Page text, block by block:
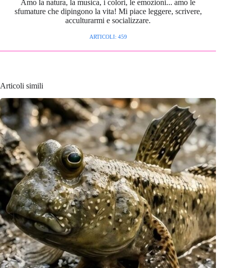
Amo la natura, la musica, i colori, le emozioni... amo le
sfumature che dipingono la vita! Mi piace leggere, scrivere,
acculturarmi e socializzare.
ARTICOLI: 459
Articoli simili